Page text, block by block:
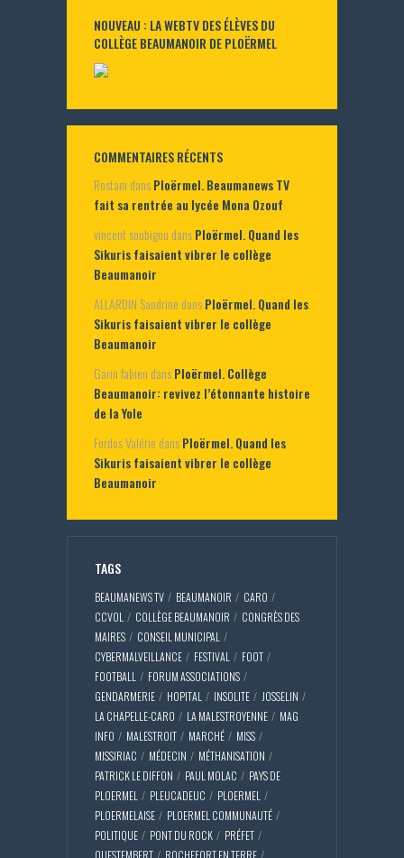
NOUVEAU : LA WEBTV DES ÉLÈVES DU
COLLÈGE BEAUMANOIR DE PLOËRMEL
COMMENTAIRES RÉCENTS
Rostam dansPloërmel. Beaumanews TV
fait sa rentrée au lycée Mona Ozouf
vincent soubigou dansPloërmel. Quand les
Sikuris faisaient vibrer le collège
Beaumanoir
ALLARDIN Sandrine dansPloërmel. Quand les
Sikuris faisaient vibrer le collège
Beaumanoir
Garin fabien dansPloërmel. Collège
Beaumanoir: revivez l’étonnante histoire
de la Yole
Fordos Valérie dansPloërmel. Quand les
Sikuris faisaient vibrer le collège
Beaumanoir
TAGS
BEAUMANEWS TV BEAUMANOIR
CARO
CCVOL
COLLÈGE BEAUMANOIR
CONGRÈS DES
MAIRES
CONSEIL MUNICIPAL
CYBERMALVEILLANCE
FESTIVAL
FOOT
FOOTBALL
FORUM ASSOCIATIONS
GENDARMERIE
HOPITAL INSOLITE
JOSSELIN
LA CHAPELLE-CARO
LA MALESTROYENNE
MAG
INFO
MALESTROIT MARCHÉ
MISS
MISSIRIAC
MÉDECIN
MÉTHANISATION
PATRICK LE DIFFON
PAUL MOLAC
PAYS DE
PLOERMEL
PLEUCADEUC
PLOERMEL
PLOERMELAISE
PLOERMEL COMMUNAUTÉ
POLITIQUE
PONT DU ROCK
PRÉFET